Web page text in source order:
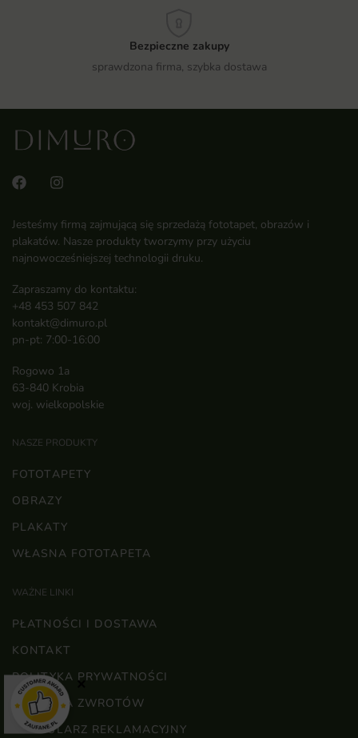
Bezpieczne zakupy
sprawdzona firma, szybka dostawa
Jesteśmy firmą zajmującą się sprzedażą fototapet, obrazów i
plakatów. Nasze produkty tworzymy przy użyciu
najnowocześniejszej technologii druku.
Zapraszamy do kontaktu:
+48 453 507 842
kontakt@dimuro.pl
pn-pt: 7:00-16:00
Rogowo 1a
63-840 Krobia
woj. wielkopolskie
NASZE PRODUKTY
FOTOTAPETY
OBRAZY
PLAKATY
WŁASNA FOTOTAPETA
WAŻNE LINKI
PŁATNOŚCI I DOSTAWA
KONTAKT
POLITYKA PRYWATNOŚCI
POLITYKA ZWROTÓW
FORMULARZ REKLAMACYJNY
×